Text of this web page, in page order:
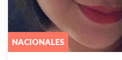
NACIONALES